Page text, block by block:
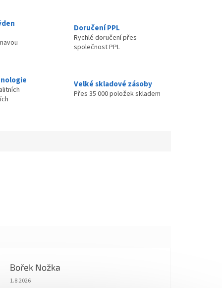
Doručení PPL
Rychlé doručení přes
společnost PPL
Velké skladové zásoby
Přes 35 000 položek skladem
Bořek Nožka
Hodnocení obchodu je 5 z 5 hvězdiček.
1.8.2026